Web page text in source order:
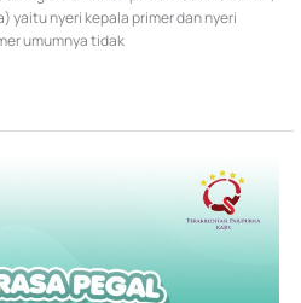
yaitu nyeri kepala primer dan nyeri
umumnya tidak